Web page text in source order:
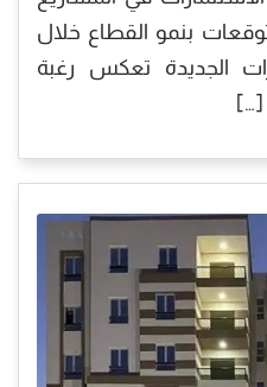
بنمو القطاع خلال
الجديدة تعكس رغبة
[…]